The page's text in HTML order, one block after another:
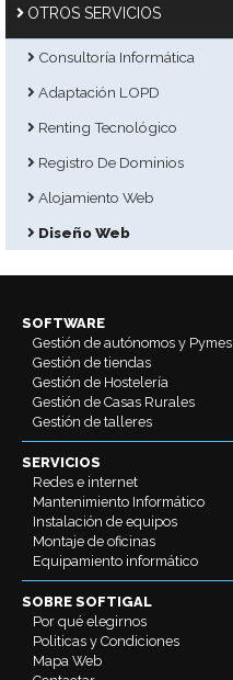
OTROS SERVICIOS
Consultoría Informática
Adaptación LOPD
Renting Tecnológico
Registro De Dominios
Alojamiento Web
Diseño Web
SOFTWARE
Gestión de autónomos y Pymes
Gestión de tiendas
Gestión de Hostelería
Gestión de Casas Rurales
Gestión de talleres
SERVICIOS
Redes e internet
Mantenimiento Informático
Instalación de equipos
Montaje de oficinas
Equipamiento informático
SOBRE SOFTIGAL
Por qué elegirnos
Politicas y Condiciones
Mapa Web